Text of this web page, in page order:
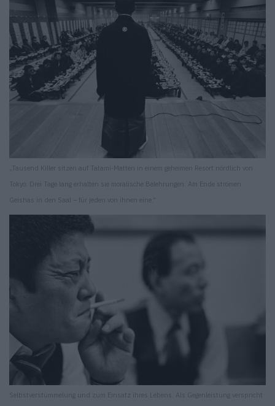
„Tausend Killer sitzen auf Tatami-Matten in einem geheimen Resort nördlich von
Tokyo. Drei Tage lang erhalten sie moralische Belehrungen. Am Ende strömen
Geishas in den Saal – für jeden von ihnen eine.“
Selbstverstümmelung und zum Einsatz ihres Lebens. Als Gegenleistung verspricht